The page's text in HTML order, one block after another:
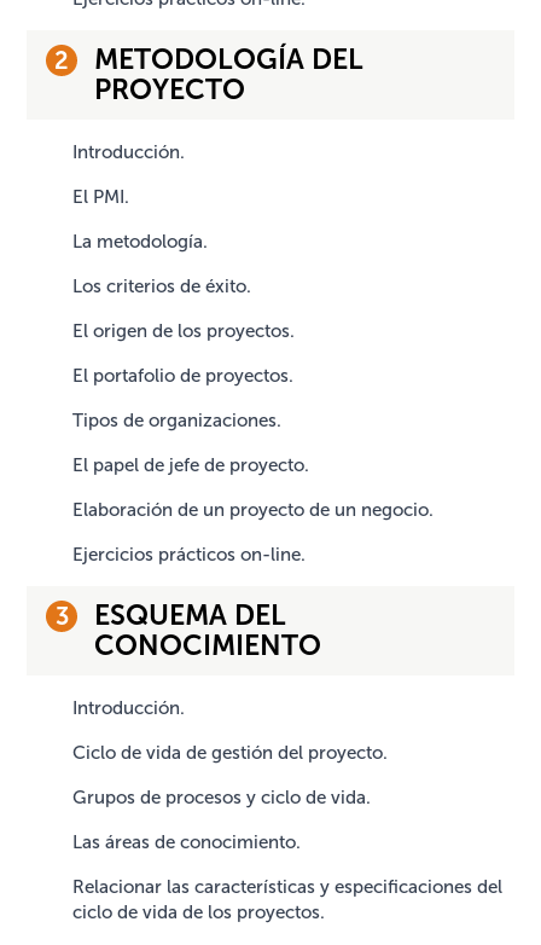
METODOLOGÍA DEL
PROYECTO
Introducción.
El PMI.
La metodología.
Los criterios de éxito.
El origen de los proyectos.
El portafolio de proyectos.
Tipos de organizaciones.
El papel de jefe de proyecto.
Elaboración de un proyecto de un negocio.
Ejercicios prácticos on-line.
ESQUEMA DEL
CONOCIMIENTO
Introducción.
Ciclo de vida de gestión del proyecto.
Grupos de procesos y ciclo de vida.
Las áreas de conocimiento.
Relacionar las características y especificaciones del
ciclo de vida de los proyectos.